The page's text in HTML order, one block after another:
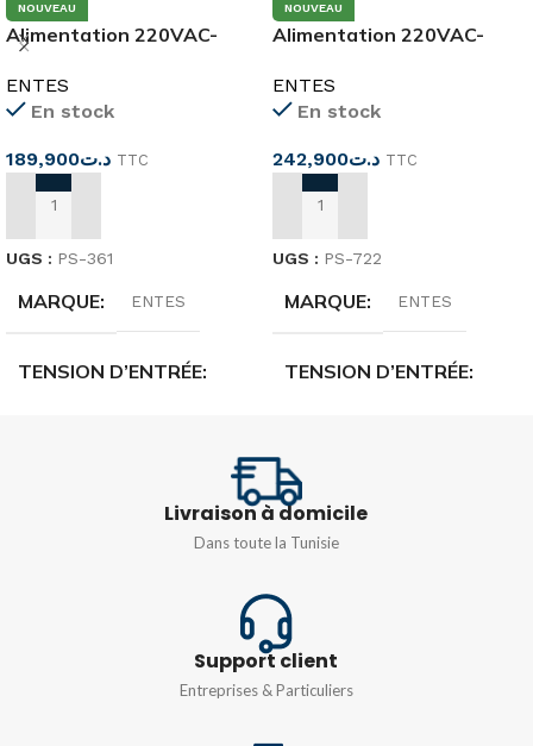
NOUVEAU
Alimentation 220VAC-
ENTES
En stock
د.ت189,900 TTC
AJOUTER AU PANIER
UGS : PS-361
MARQUE ENTES
TENSION D’ENTRÉE
TENSION DE SORTIE
NOUVEAU
Alimentation 220VAC-
ENTES
En stock
د.ت242,900 TTC
AJOUTER AU PANIER
UGS : PS-722
MARQUE ENTES
TENSION D’ENTRÉE
TENSION DE SORTIE
COURANT DE SORTIE
3A
Livraison à domicile
Dans toute la Tunisie
Support client
Entreprises & Particuliers